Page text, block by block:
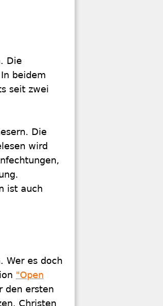
Die
beidem
seit zwei
Die
wird
ist auch
Wer es doch
"Open
den ersten
Christen